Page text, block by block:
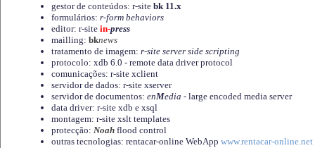
gestor de conteúdos: r-site bk 11.x
formulários: r-form behaviors
editor: r-site in-press
mailling: bknews
tratamento de imagem: r-site server side scripting
protocolo: xdb 6.0 - remote data driver protocol
comunicações: r-site xclient
servidor de dados: r-site xserver
servidor de documentos: enMedia - large encoded media server
data driver: r-site xdb e xsql
montagem: r-site xslt templates
protecção: Noah flood control
outras tecnologias: rentacar-online WebApp www.rentacar-online.net